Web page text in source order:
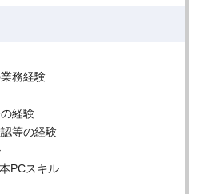
務経験
経験
等の経験
PCスキル